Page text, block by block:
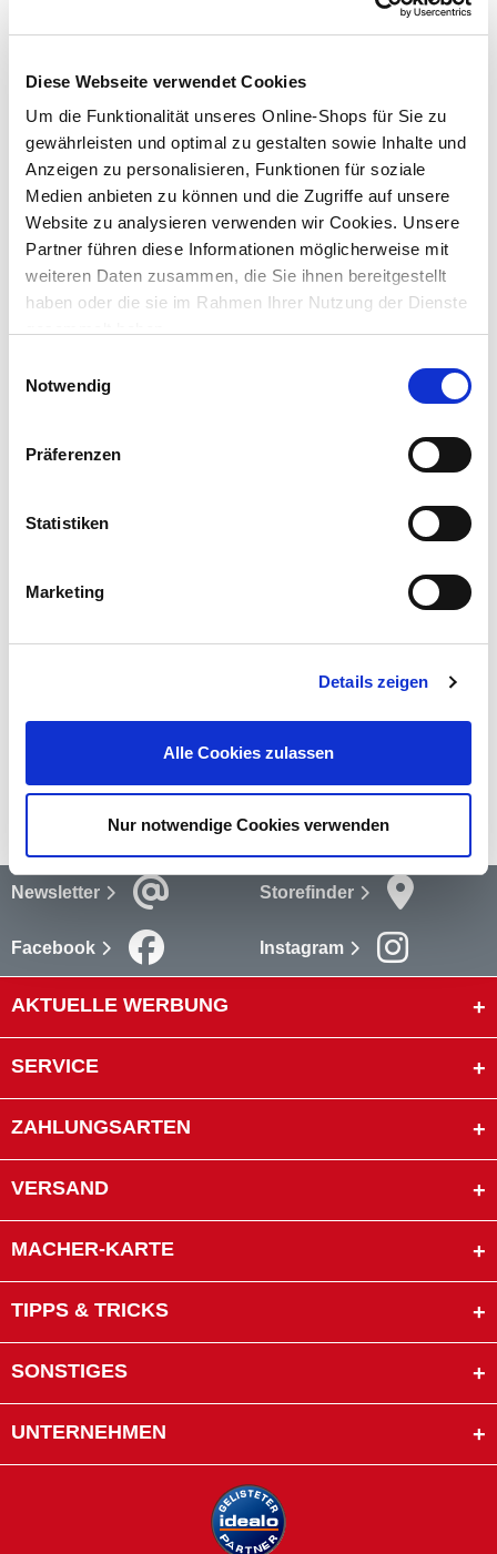
Diese Webseite verwendet Cookies
Um die Funktionalität unseres Online-Shops für Sie zu
gewährleisten und optimal zu gestalten sowie Inhalte und
Anzeigen zu personalisieren, Funktionen für soziale
Medien anbieten zu können und die Zugriffe auf unsere
Website zu analysieren verwenden wir Cookies. Unsere
Partner führen diese Informationen möglicherweise mit
weiteren Daten zusammen, die Sie ihnen bereitgestellt
haben oder die sie im Rahmen Ihrer Nutzung der Dienste
Notwendig
Präferenzen
Statistiken
Marketing
Details zeigen
Alle Cookies zulassen
Nur notwendige Cookies verwenden
ca. 3-5 Werktage
Verfügbarkeit online: Nur noch 3 auf Lager
Um Abholung im Markt nutzen zu können, wähle zunächst
Jetzt prüfen und Markt auswählen
Kaufe hier das Geräte-Eckventil 1/2 Zoll x 10 mm verchromt
Spülmaschinenanschlüsse.
Bewertungen (2)
Newsletter Storefinder
Facebook Instagram
AKTUELLE WERBUNG
SERVICE
ZAHLUNGSARTEN
VERSAND
MACHER-KARTE
TIPPS & TRICKS
SONSTIGES
UNTERNEHMEN